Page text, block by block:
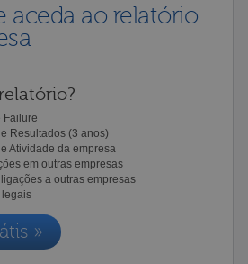
aceda ao relatório
Failure
Resultados (3 anos)
Atividade da empresa
em outras empresas
a outras empresas
legais
»